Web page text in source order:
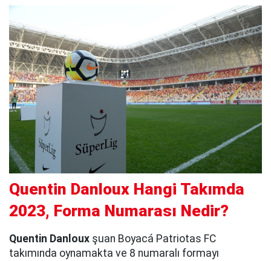
Quentin Danloux Hangi Takımda
2023, Forma Numarası Nedir?
Quentin Danloux şuan Boyacá Patriotas FC
takımında oynamakta ve 8 numaralı formayı